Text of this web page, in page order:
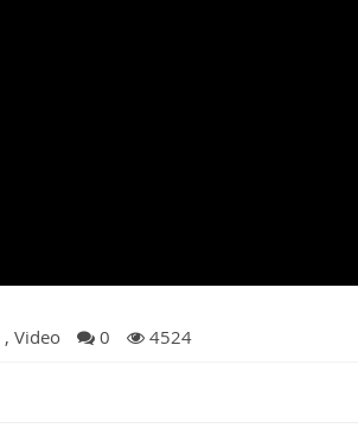
, Video 0 4524